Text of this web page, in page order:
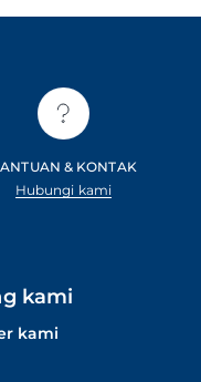
& KONTAK
Hubungi kami
kami
kami